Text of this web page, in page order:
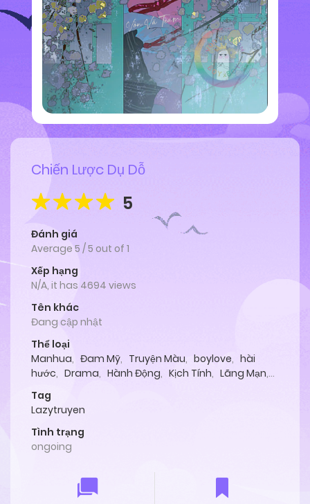
Chiến Lược Dụ Dỗ
5
Đánh giá
Average 5 /5 out of 1
Xếp hạng
N/A, it has 4694 views
Tên khác
Đang cập nhật
Thể loại
Manhua, Đam Mỹ, Truyện Màu, boylove, hài
hước, Drama, Hành Động, Kịch Tính, Lãng Mạn,
Tag
Lazytruyen
Tình trạng
ongoing